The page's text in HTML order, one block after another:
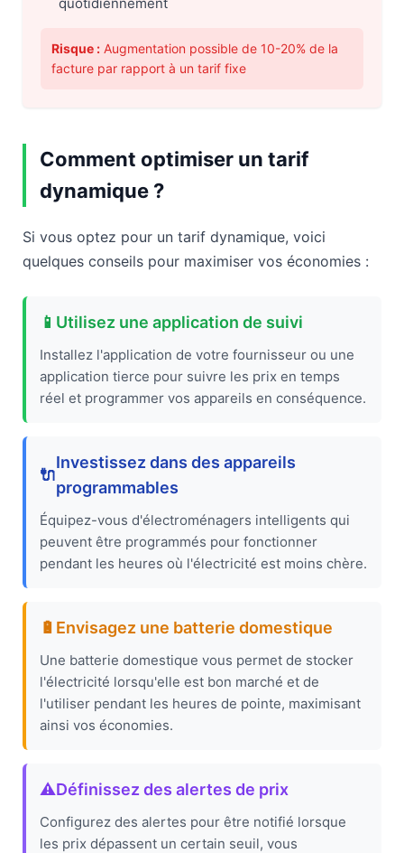
Risque : Augmentation possible de 10-20% de la
facture par rapport à un tarif fixe
Comment optimiser un tarif
dynamique ?
Si vous optez pour un tarif dynamique, voici
quelques conseils pour maximiser vos économies :
📱 Utilisez une application de suivi
Installez l'application de votre fournisseur ou une
application tierce pour suivre les prix en temps
réel et programmer vos appareils en conséquence.
🔌
Investissez dans des appareils
programmables
Équipez-vous d'électroménagers intelligents qui
peuvent être programmés pour fonctionner
pendant les heures où l'électricité est moins chère.
🔋 Envisagez une batterie domestique
Une batterie domestique vous permet de stocker
l'électricité lorsqu'elle est bon marché et de
l'utiliser pendant les heures de pointe, maximisant
ainsi vos économies.
⚠️Définissez des alertes de prix
Configurez des alertes pour être notifié lorsque
les prix dépassent un certain seuil, vous